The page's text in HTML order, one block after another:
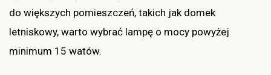
do większych pomieszczeń, takich jak domek
letniskowy, warto wybrać lampę o mocy powyżej
minimum 15 watów.